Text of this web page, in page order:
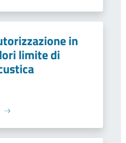
in
limite di